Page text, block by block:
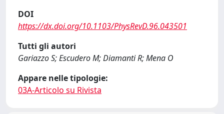
DOI
https://dx.doi.org/10.1103/PhysRevD.96.043501
Tutti gli autori
Gariazzo S; Escudero M; Diamanti R; Mena O
Appare nelle tipologie:
03A-Articolo su Rivista